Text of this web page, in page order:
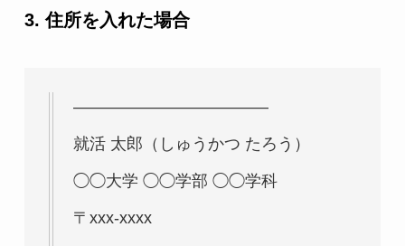
3. 住所を入れた場合
————————————
就活 太郎（しゅうかつ たろう）
◯◯大学 ◯◯学部 ◯◯学科
〒xxx-xxxx